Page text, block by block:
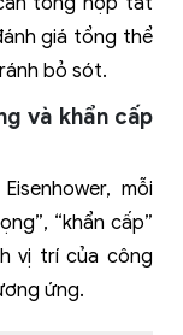
giá tổng thể
bỏ sót.
và khẩn cấp
mỗi
“khẩn cấp”
vị trí của công
ứng.